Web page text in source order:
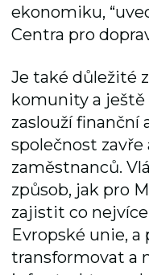
ekonomiku,
Centra pro
Je také důležité
komunity a ještě
zaslouží finanční
společnost
zaměstnanců.
způsob, jak pro
zajistit co
Evropské unie,
transformovat a